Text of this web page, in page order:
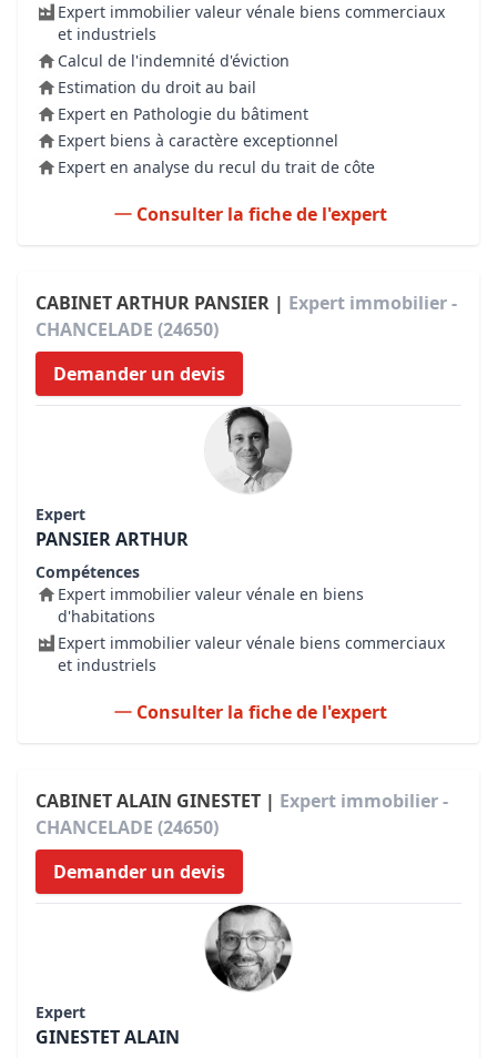
Expert immobilier valeur vénale biens commerciaux
et industriels
Calcul de l'indemnité d'éviction
Estimation du droit au bail
Expert en Pathologie du bâtiment
Expert biens à caractère exceptionnel
Expert en analyse du recul du trait de côte
Consulter la fiche de l'expert
CABINET ARTHUR PANSIER | Expert immobilier -
CHANCELADE (24650)
Demander un devis
Expert
PANSIER ARTHUR
Compétences
Expert immobilier valeur vénale en biens
d'habitations
Expert immobilier valeur vénale biens commerciaux
et industriels
Consulter la fiche de l'expert
CABINET ALAIN GINESTET | Expert immobilier -
CHANCELADE (24650)
Demander un devis
Expert
GINESTET ALAIN